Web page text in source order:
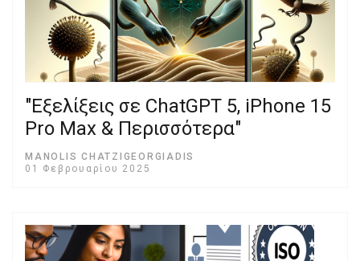
"Εξελίξεις σε ChatGPT 5, iPhone 15
Pro Max & Περισσότερα"
MANOLIS CHATZIGEORGIADIS
01 Φεβρουαρίου 2025